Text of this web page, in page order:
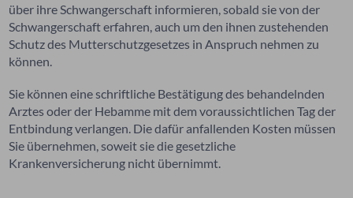
über ihre Schwangerschaft informieren, sobald sie von der
Schwangerschaft erfahren, auch um den ihnen zustehenden
Schutz des Mutterschutzgesetzes in Anspruch nehmen zu
können.
Sie können eine schriftliche Bestätigung des behandelnden
Arztes oder der Hebamme mit dem voraussichtlichen Tag der
Entbindung verlangen. Die dafür anfallenden Kosten müssen
Sie übernehmen, soweit sie die gesetzliche
Krankenversicherung nicht übernimmt.